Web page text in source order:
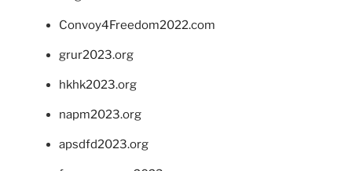
Convoy4Freedom2022.com
grur2023.org
hkhk2023.org
napm2023.org
apsdfd2023.org